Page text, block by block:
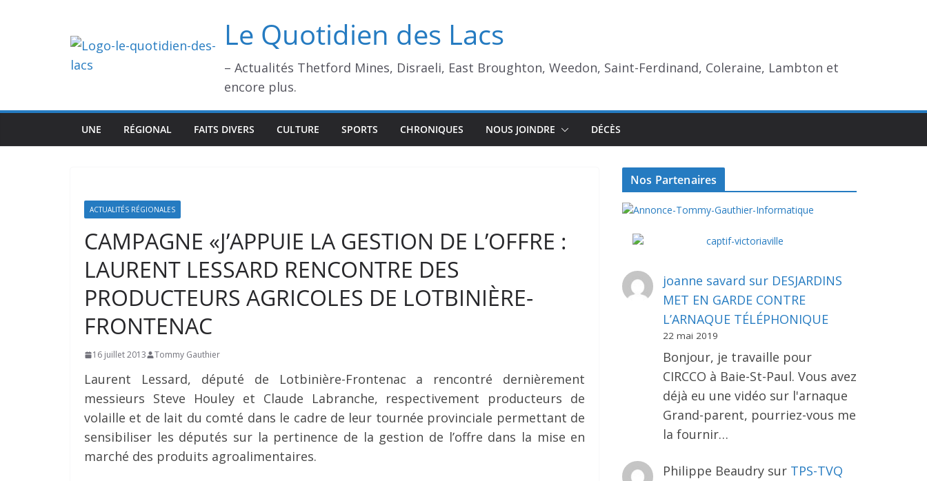
Le Quotidien des Lacs
– Actualités Thetford Mines, Disraeli, East Broughton, Weedon, Saint-Ferdinand, Coleraine, Lambton et
encore plus.
UNE RÉGIONAL FAITS DIVERS CULTURE SPORTS CHRONIQUES NOUS JOINDRE DÉCÈS
ACTUALITÉS RÉGIONALES
CAMPAGNE «J’APPUIE LA GESTION DE L’OFFRE :
LAURENT LESSARD RENCONTRE DES
PRODUCTEURS AGRICOLES DE LOTBINIÈRE-
FRONTENAC
16 juillet 2013 Tommy Gauthier
Laurent Lessard, député de Lotbinière-Frontenac a rencontré dernièrement
messieurs Steve Houley et Claude Labranche, respectivement producteurs de
volaille et de lait du comté dans le cadre de leur tournée provinciale permettant de
sensibiliser les députés sur la pertinence de la gestion de l’offre dans la mise en
marché des produits agroalimentaires.
Nos Partenaires
joanne savard sur DESJARDINS
MET EN GARDE CONTRE
L’ARNAQUE TÉLÉPHONIQUE
22 mai 2019
Bonjour, je travaille pour
CIRCCO à Baie-St-Paul. Vous avez
déjà eu une vidéo sur l'arnaque
Grand-parent, pourriez-vous me
la fournir…
Philippe Beaudrysur TPS-TVQ